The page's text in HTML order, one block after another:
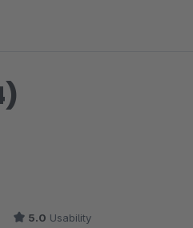
out of 5 stars
5.0 Usability